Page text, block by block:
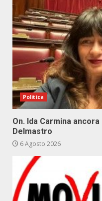
Politica
On. Ida Carmina
Delmastro
6 Agosto 2026